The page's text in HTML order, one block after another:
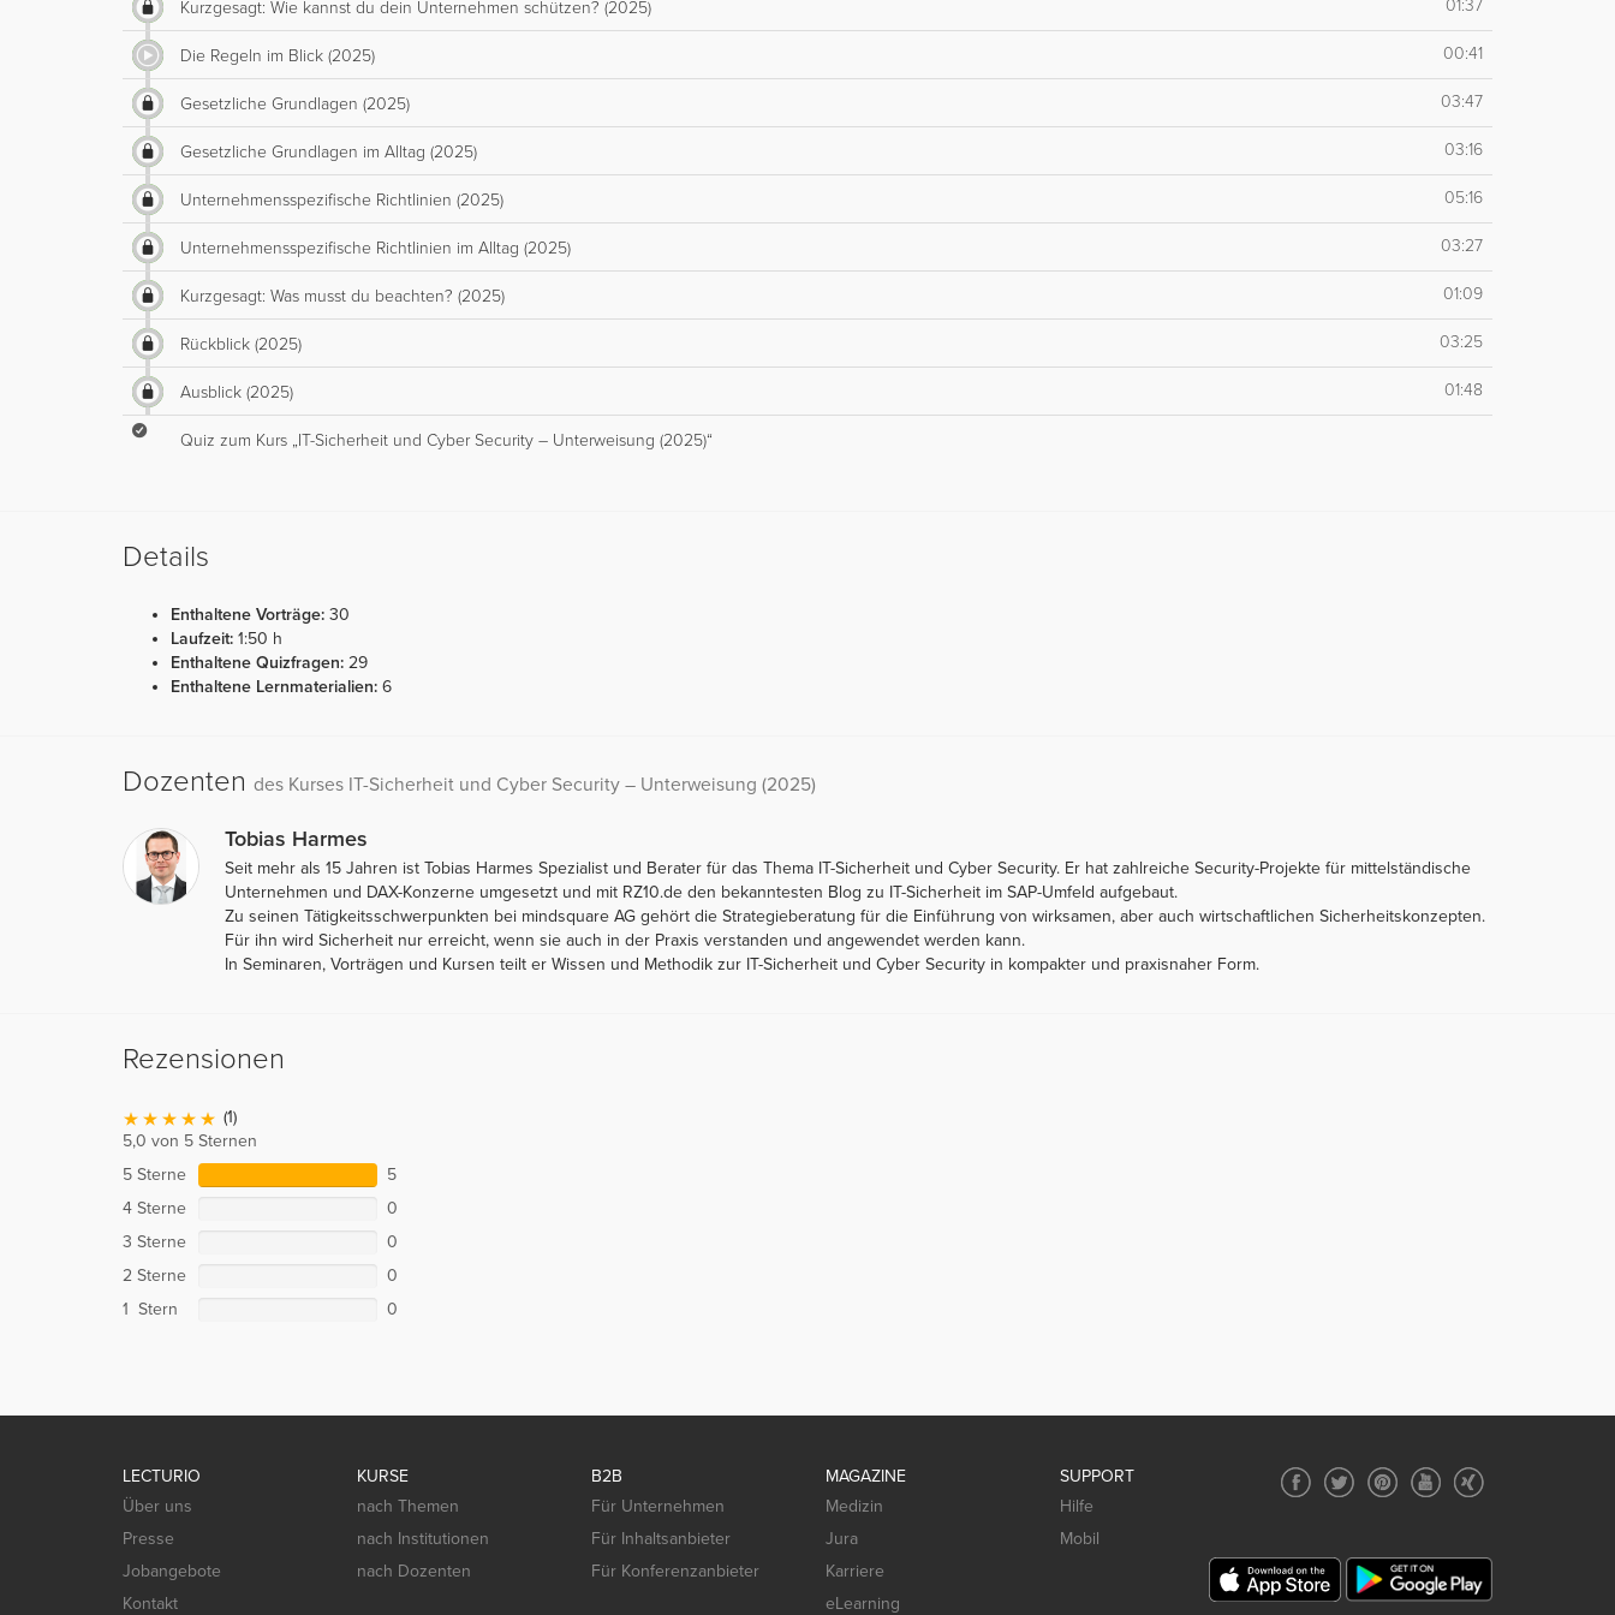
Kurzgesagt: Wie kannst du dein Unternehmen schützen? (2025) 01:37
Die Regeln im Blick (2025) 00:41
Gesetzliche Grundlagen (2025) 03:47
Gesetzliche Grundlagen im Alltag (2025) 03:16
Unternehmensspezifische Richtlinien (2025) 05:16
Unternehmensspezifische Richtlinien im Alltag (2025) 03:27
Kurzgesagt: Was musst du beachten? (2025) 01:09
Rückblick (2025) 03:25
Ausblick (2025) 01:48
Quiz zum Kurs „IT-Sicherheit und Cyber Security – Unterweisung (2025)“
Details
Enthaltene Vorträge: 30
Laufzeit: 1:50 h
Enthaltene Quizfragen: 29
Enthaltene Lernmaterialien: 6
Dozenten des Kurses IT-Sicherheit und Cyber Security – Unterweisung (2025)
Tobias Harmes
Seit mehr als 15 Jahren ist Tobias Harmes Spezialist und Berater für das Thema IT-Sicherheit und Cyber Security. Er hat zahlreiche Security-Projekte für mittelständische
Unternehmen und DAX-Konzerne umgesetzt und mit RZ10.de den bekanntesten Blog zu IT-Sicherheit im SAP-Umfeld aufgebaut.
Zu seinen Tätigkeitsschwerpunkten bei mindsquare AG gehört die Strategieberatung für die Einführung von wirksamen, aber auch wirtschaftlichen Sicherheitskonzepten.
Für ihn wird Sicherheit nur erreicht, wenn sie auch in der Praxis verstanden und angewendet werden kann.
In Seminaren, Vorträgen und Kursen teilt er Wissen und Methodik zur IT-Sicherheit und Cyber Security in kompakter und praxisnaher Form.
Rezensionen
(1)
5,0 von 5 Sternen
5 Sterne
5
4 Sterne
0
3 Sterne
0
2 Sterne
0
1 Stern
0
LECTURIO
Über uns
Presse
Jobangebote
Kontakt
KURSE
nach Themen
nach Institutionen
nach Dozenten
B2B
Für Unternehmen
Für Inhaltsanbieter
Für Konferenzanbieter
MAGAZINE
Medizin
Jura
Karriere
eLearning
SUPPORT
Hilfe
Mobil